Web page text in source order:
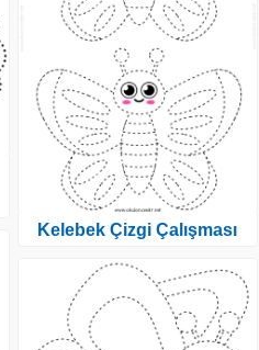
Kelebek Çizgi Çalışması